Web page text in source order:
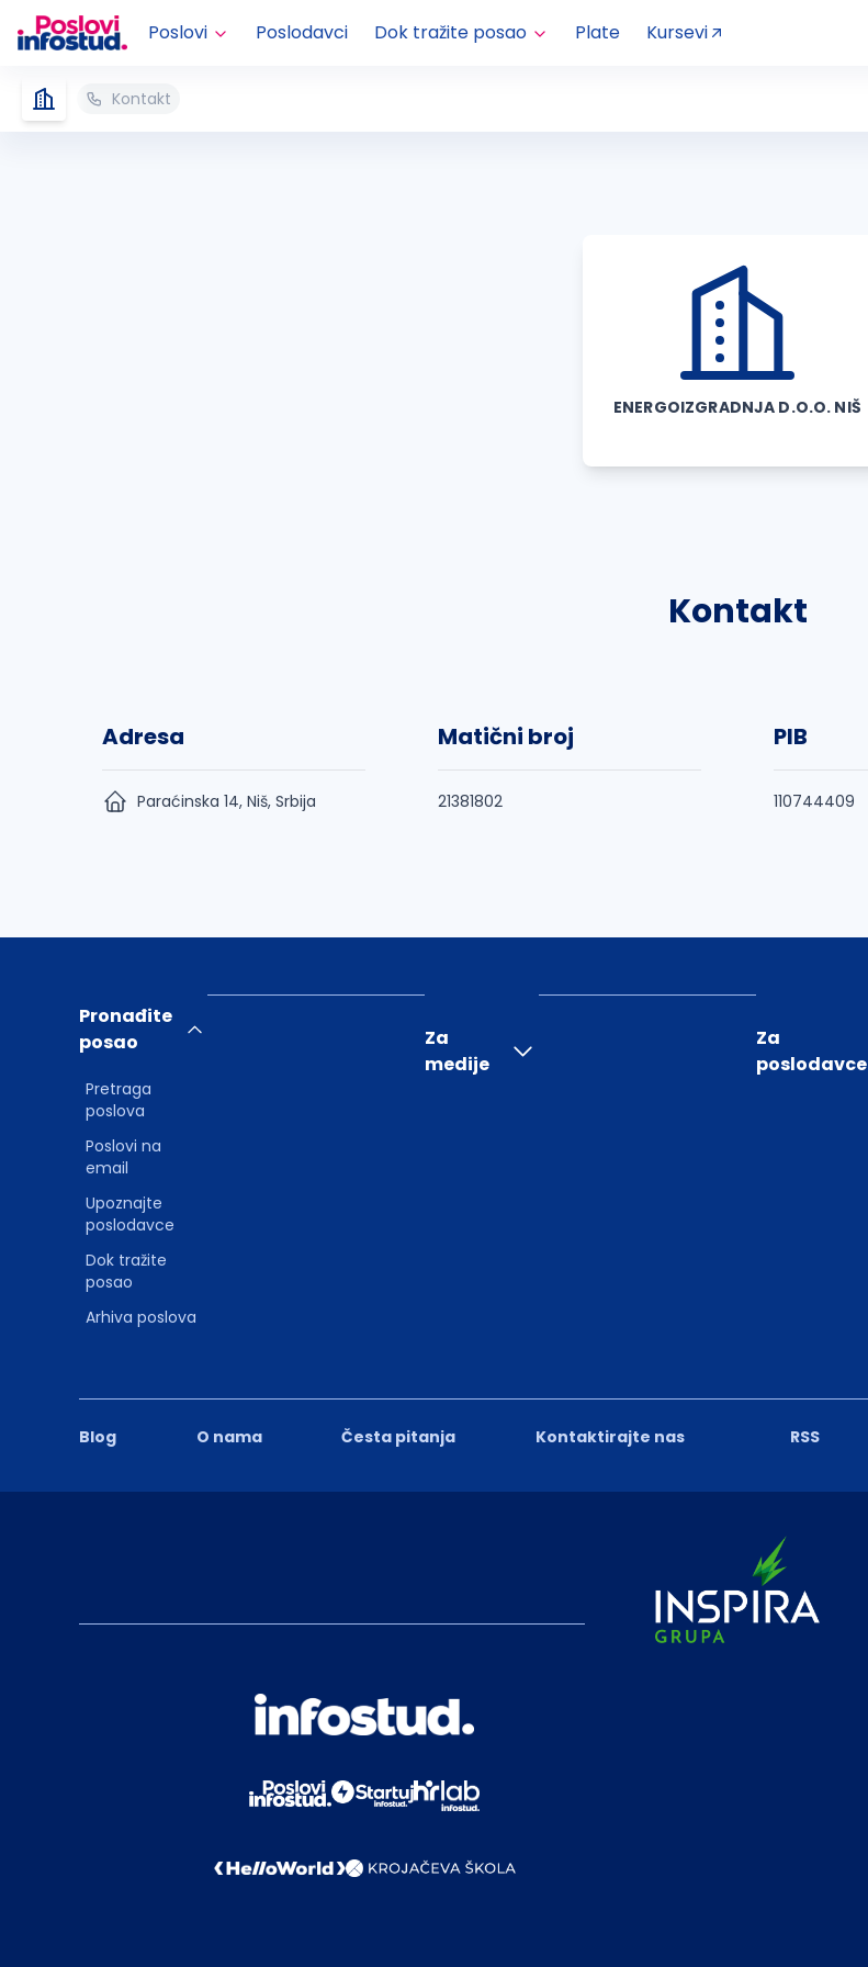
Poslovi Poslodavci Dok tražite posao Plate Kursevi
Kontakt
ENERGOIZGRADNJA D.O.O. NIŠ
Kontakt
Adresa
Paraćinska 14, Niš, Srbija
Matični broj
21381802
PIB
110744409
Blog O nama Česta pitanja Kontaktirajte nas RSS
Pronađite
posao
Pretraga
poslova
Poslovi na
email
Upoznajte
poslodavce
Dok tražite
posao
Arhiva poslova
Za
medije
Za
poslodavce